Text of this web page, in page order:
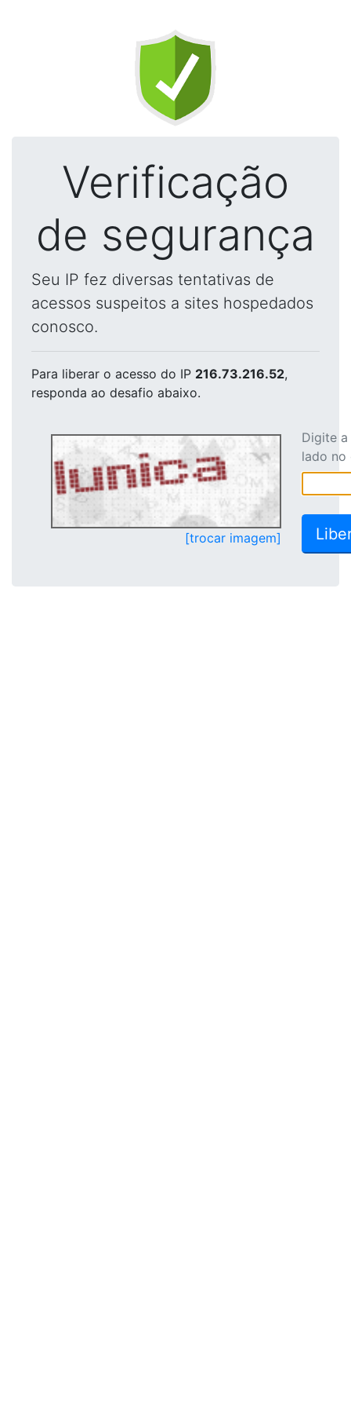
Verificação
de segurança
Seu IP fez diversas tentativas de
acessos suspeitos a sites hospedados
conosco.
Para liberar o acesso do IP 216.73.216.52,
responda ao desafio abaixo.
[trocar imagem]
Digite
lado no